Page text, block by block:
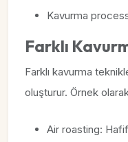
Kavurma
Farklı
Farklı kavurma
oluşturur. Örnek
Air roasting: